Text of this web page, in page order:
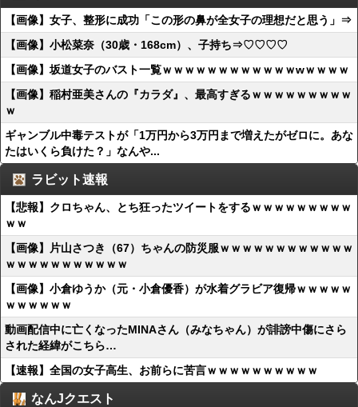
【画像】女子、整形に成功「この形の鼻が全女子の理想だと思う」⇒
【画像】小松菜奈（30歳・168cm）、子持ち⇒♡♡♡♡
【画像】坂道女子のバスト一覧ｗｗｗｗｗｗｗｗｗｗｗｗwｗｗｗｗ
【画像】稲村亜美さんの『カラダ』、最高すぎるｗｗｗｗｗｗｗｗｗ
ｗ
ギャンブル中毒テストが「1万円から3万円まで増えたがゼロに。あな
たはいくら負けた？」なんや...
ラビット速報
【悲報】クロちゃん、とち狂ったツイートをするｗｗｗｗｗｗｗｗｗ
ｗｗ
【画像】片山さつき（67）ちゃんの防災服ｗｗｗｗｗｗｗｗｗｗｗｗ
ｗｗｗｗｗｗｗｗｗｗｗ
【画像】小倉ゆうか（元・小倉優香）が水着グラビア復帰ｗｗｗｗｗ
ｗｗｗｗｗｗ
動画配信中に亡くなったMINAさん（みなちゃん）が誹謗中傷にさら
された経緯がこちら…
【速報】全国の女子高生、お前らに苦言ｗｗｗｗｗｗｗｗｗｗ
なんJクエスト